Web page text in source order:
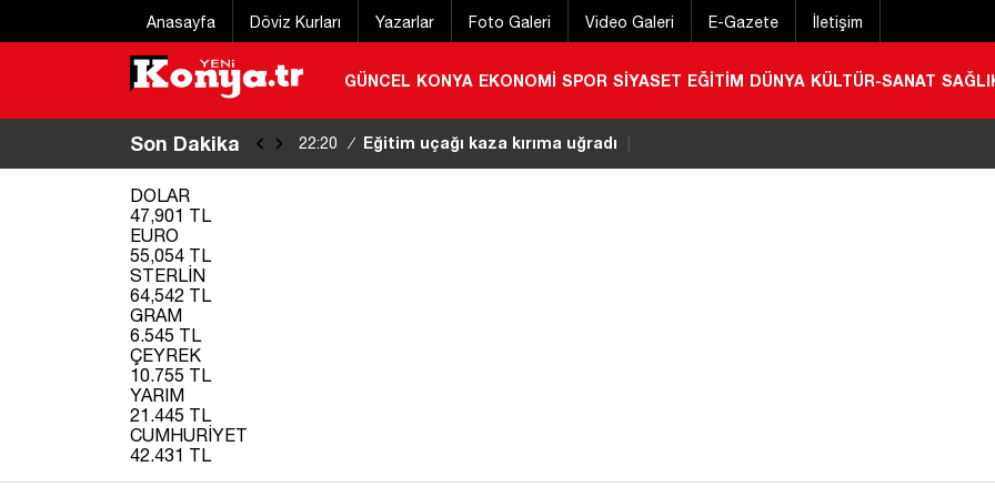
Anasayfa Döviz Kurları Yazarlar Foto Galeri Video Galeri E-Gazete İletişim
GÜNCEL KONYA EKONOMİ SPOR SİYASET EĞİTİM DÜNYA KÜLTÜR-SANAT
Son Dakika 22:20 / Eğitim uçağı kaza kırıma uğradı
DOLAR
47,901 TL
EURO
55,054 TL
STERLİN
64,542 TL
GRAM
6.545 TL
ÇEYREK
10.755 TL
YARIM
21.445 TL
CUMHURİYET
42.431 TL